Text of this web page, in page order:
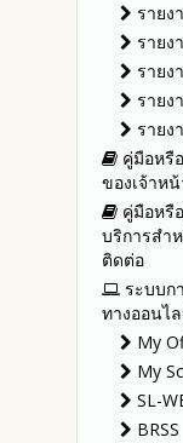
รายง
รายง
รายง
รายง
รายง
คู่มือหรื
ของเจ้าห
คู่มือหรื
บริการสำ
ติดต่อ
ระบบก
ทางออนไ
My
My
SL-
BRSS